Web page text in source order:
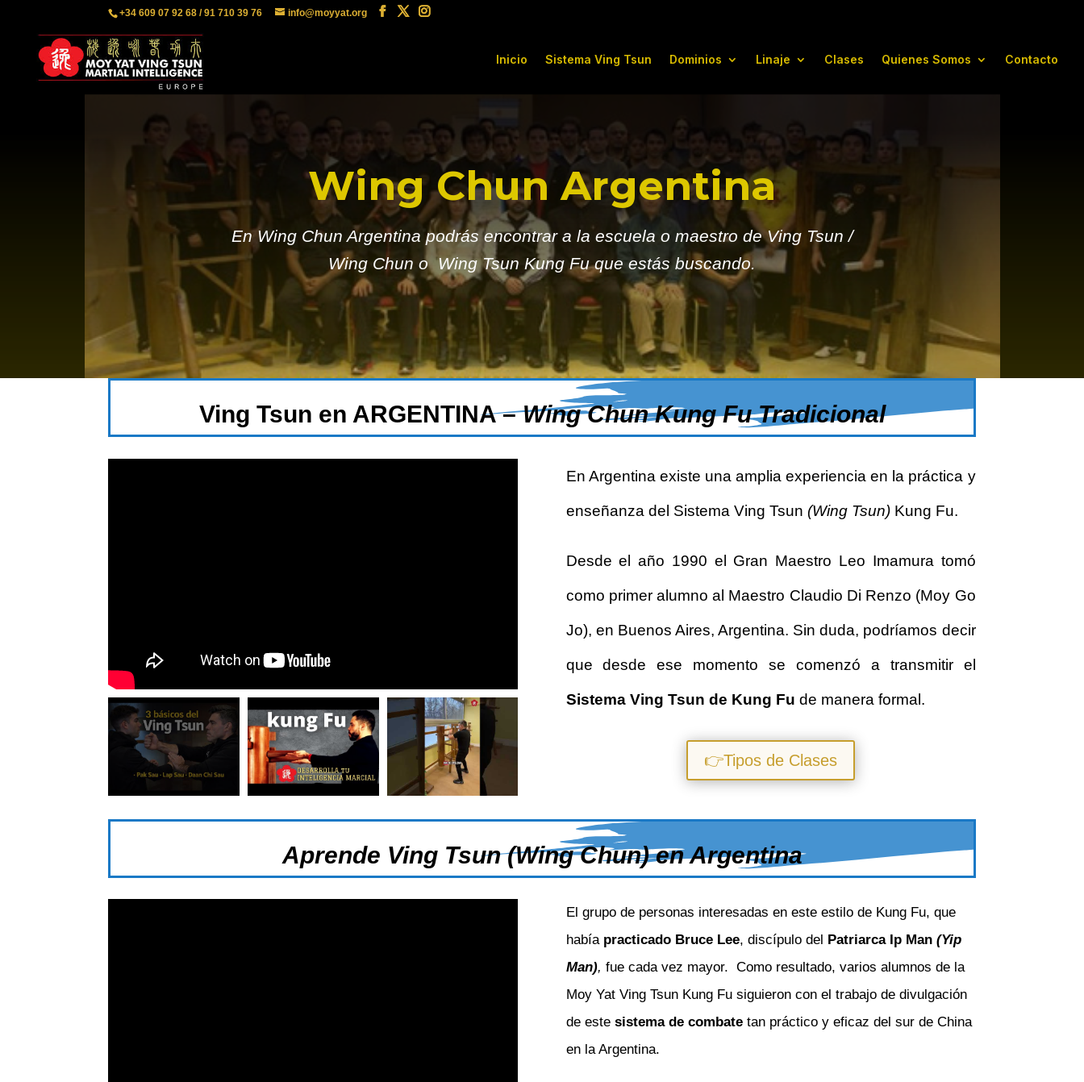
+34 609 07 92 68 / 91 710 39 76 info@moyyat.org
Inicio Sistema Ving Tsun Dominios Linaje Clases Quienes Somos Contacto
Wing Chun Argentina
En Wing Chun Argentina podrás encontrar a la escuela o maestro de Ving Tsun /
Wing Chun o Wing Tsun Kung Fu que estás buscando.
Ving Tsun en ARGENTINA –Wing Chun Kung Fu Tradicional
En Argentina existe una amplia experiencia en la práctica y
enseñanza del Sistema Ving Tsun (Wing Tsun)Kung Fu.
Desde el año 1990 el Gran Maestro Leo Imamura tomó
como primer alumno al Maestro Claudio Di Renzo (Moy Go
Jo), en Buenos Aires, Argentina. Sin duda, podríamos decir
que desde ese momento se comenzó a transmitir el
Sistema Ving Tsun de Kung Fu de manera formal.
👉Tipos de Clases
Aprende Ving Tsun (Wing Chun) en Argentina
El grupo de personas interesadas en este estilo de Kung Fu, que
había practicado Bruce Lee, discípulo del Patriarca Ip Man (Yip
Man), fue cada vez mayor. Como resultado, varios alumnos de la
Moy Yat Ving Tsun Kung Fu siguieron con el trabajo de divulgación
de este sistema de combatetan práctico y eficaz del sur de China
en la Argentina.